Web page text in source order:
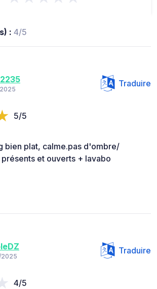
: 4/5
Traduire
5/5
bien plat, calme.pas d'ombre/
et ouverts + lavabo
Traduire
4/5